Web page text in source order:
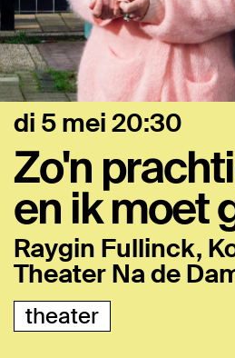
Zo'n
en ik moet
Raygin Fullinck,
Theater Na de
di 5 mei20:30
theater